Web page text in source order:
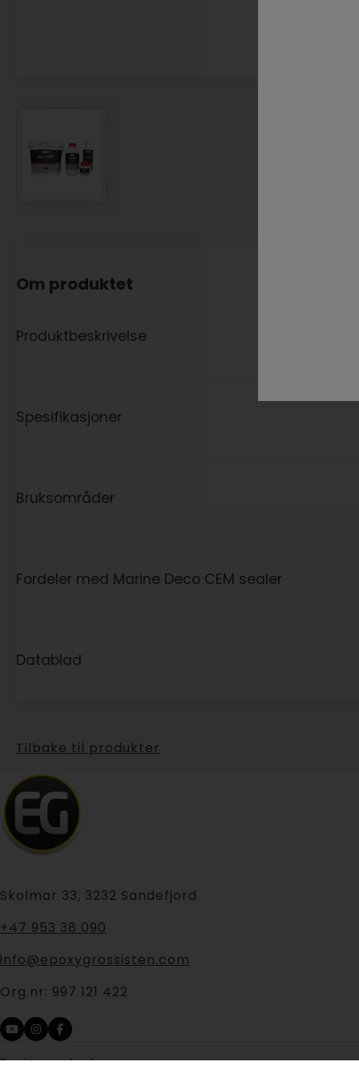
Om produktet
Produktbeskrivelse
Spesifikasjoner
Bruksområder
Fordeler med Marine Deco CEM sealer
Datablad
Tilbake til produkter
Skolmar 33, 3232 Sandefjord
+47 953 38 090
info@epoxygrossisten.com
Org.nr: 997 121 422
Design og kode: